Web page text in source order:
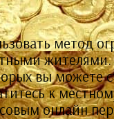
метод
вы
к
онлайн